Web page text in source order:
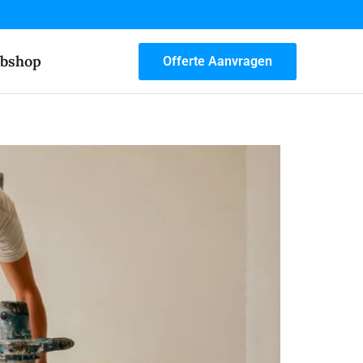
Offerte Aanvragen